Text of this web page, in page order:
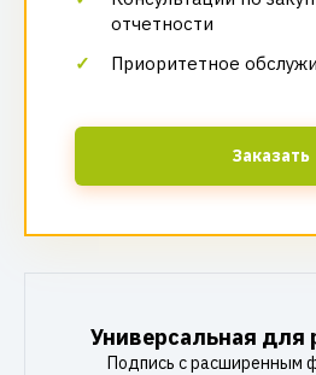
отчетности
Приоритетное
Заказать
Универсальная для
Подпись с расширенным